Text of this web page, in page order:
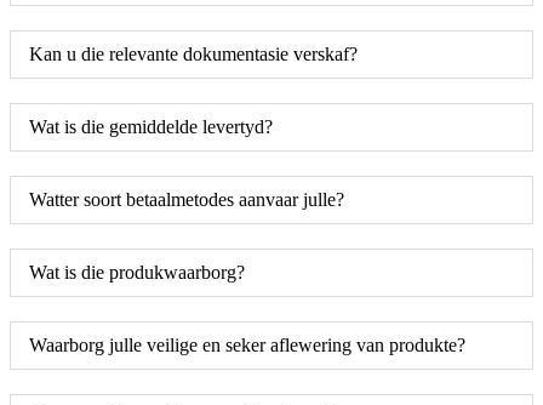
Kan u die relevante dokumentasie verskaf?
Wat is die gemiddelde levertyd?
Watter soort betaalmetodes aanvaar julle?
Wat is die produkwaarborg?
Waarborg julle veilige en seker aflewering van produkte?